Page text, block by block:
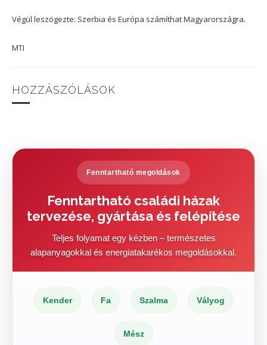
Végül leszögezte: Szerbia és Európa számíthat Magyarországra.
MTI
HOZZÁSZÓLÁSOK
Fenntartható megoldások
Fenntartható családi házak
tervezése, gyártása és felépítése
Teljes folyamat egy kézben – természetes
alapanyagokkal és energiatakarékos megoldásokkal.
Kender Fa Szalma Vályog
Mész